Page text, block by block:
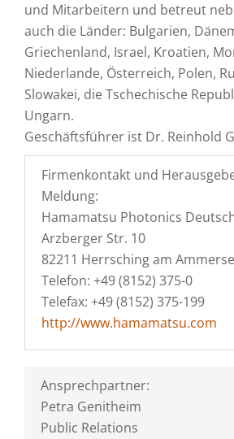
und Mitarbeitern und betreut
auch die Länder: Bulgarien,
Griechenland, Israel, Kroatien,
Niederlande, Österreich, Polen,
Slowakei, die Tschechische
Ungarn.
Geschäftsführer ist Dr. Reinhold
Firmenkontakt und
Meldung:
Hamamatsu Photonics
Arzberger Str. 10
82211 Herrsching am
Telefon: +49 (8152) 375-0
Telefax: +49 (8152) 375-199
http://www.hamamatsu.com
Ansprechpartner:
Petra Genitheim
Public Relations